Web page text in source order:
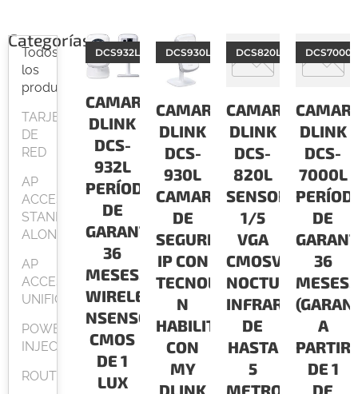
Categorías
Todos
los
productos
TARJETAS
DE
RED
AP
ACCESPOINT
STAND
ALONE
AP
ACCESPOINT
UNIFICADO
POWER
INJECTOR
ROUTER
CAMARAS
DLINK
DCS-
932L
PERÍODO
DE
GARANTÍA:
36
MESES.CONECTIVIDAD
WIRELESS
NSENSOR
CMOS
DE 1
LUX
DCS932L
CAMARAS
DLINK
DCS-
930L
CAMARA
DE
SEGURIDAD
IP CON
TECNOLOGIA
N
HABILITADA
CON
MY
DCS930L
CAMARAS
DLINK
DCS-
820L
SENSOR
1/5
VGA
CMOSVISIÓN
NOCTURNA
INFRARROJA
DE
HASTA
5
DCS820L
DLINK
DCS-
7000L
DE
36
MESES.
A
PARTIR
DE 1
DCS7000L